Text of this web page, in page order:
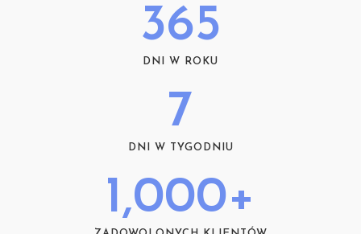
365
DNI W ROKU
7
DNI W TYGODNIU
1,000+